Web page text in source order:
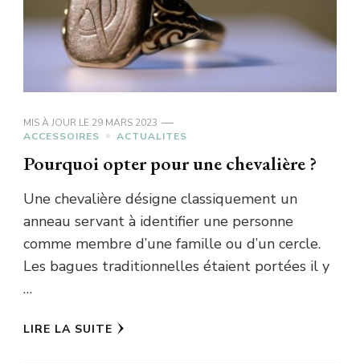
MIS À JOUR LE 29 MARS 2023
ACCESSOIRES
ACTUALITES
Pourquoi opter pour une chevalière ?
Une chevalière désigne classiquement un
anneau servant à identifier une personne
comme membre d’une famille ou d’un cercle.
Les bagues traditionnelles étaient portées il y
…
LIRE LA SUITE